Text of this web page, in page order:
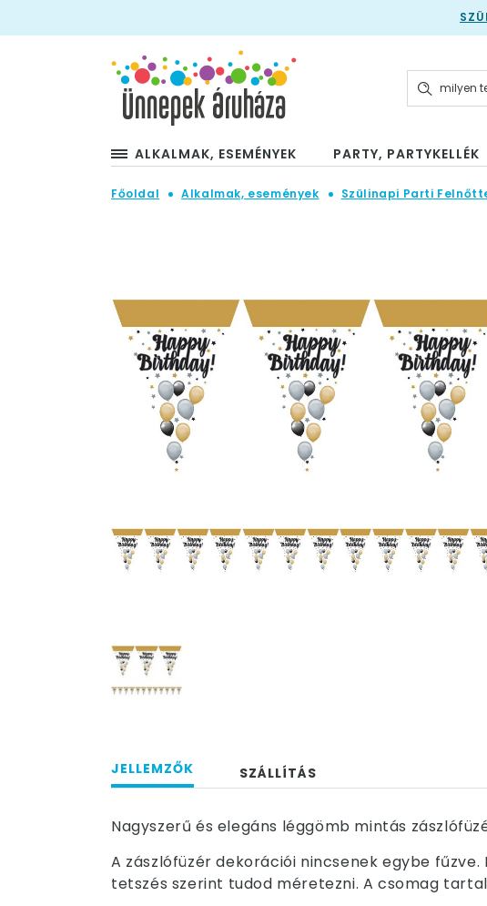
ALKALMAK, ESEMÉNYEK PARTY, PARTYKELLÉK
Főoldal Alkalmak, események Szülinapi Parti
JELLEMZŐK SZÁLLÍTÁS
Nagyszerű és elegáns léggömb mintás
A zászlófüzér dekorációi nincsenek egybe
tetszés szerint tudod méretezni. A csomag